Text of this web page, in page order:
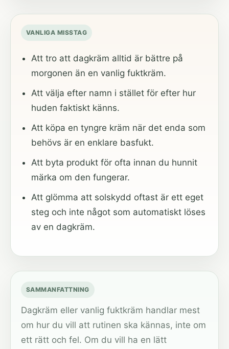
VANLIGA MISSTAG
Att tro att dagkräm alltid är bättre på
morgonen än en vanlig fuktkräm.
Att välja efter namn i stället för efter hur
huden faktiskt känns.
Att köpa en tyngre kräm när det enda som
behövs är en enklare basfukt.
Att byta produkt för ofta innan du hunnit
märka om den fungerar.
Att glömma att solskydd oftast är ett eget
steg och inte något som automatiskt löses
av en dagkräm.
SAMMANFATTNING
Dagkräm eller vanlig fuktkräm handlar mest
om hur du vill att rutinen ska kännas, inte om
ett rätt och fel. Om du vill ha en lätt